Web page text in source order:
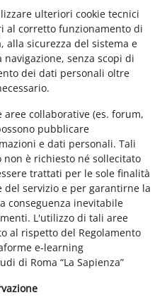
ulteriori cookie tecnici
al corretto funzionamento di
alla sicurezza del sistema e
navigazione, senza scopi di
dei dati personali oltre
collaborative (es. forum,
pubblicare
e dati personali. Tali
è richiesto né sollecitato
trattati per le sole finalità
del servizio e per garantirne la
conseguenza inevitabile
L'utilizzo di tali aree
al rispetto del Regolamento
e-learning
di Roma “La Sapienza”